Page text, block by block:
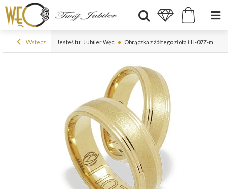
Wstecz Jesteś tu: Jubiler Węc Obrączka z żółtego złota ŁH-07Z-m